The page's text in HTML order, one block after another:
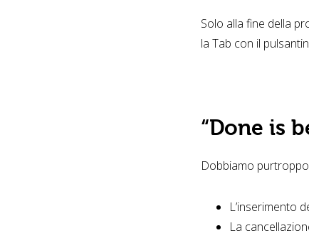
Solo alla fine della
la Tab con il
“Done is
Dobbiamo
L’inserimento
La